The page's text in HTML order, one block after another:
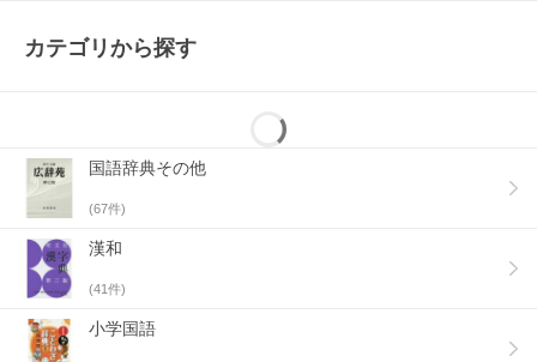
カテゴリから探す
国語辞典その他
(67件)
漢和
(41件)
小学国語